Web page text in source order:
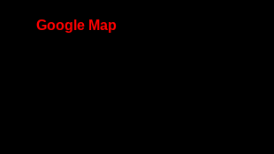
GoogleMap